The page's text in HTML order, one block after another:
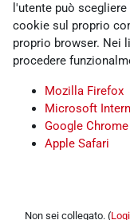
l'utente può
cookie sul proprio
proprio browser. Nei
procedere
Mozilla Firefox
Microsoft
Google Chrome
Apple Safari
Non sei collegato. (